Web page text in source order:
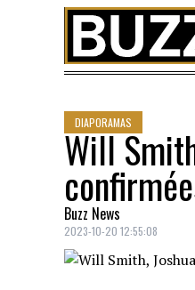
Skip to content
DIAPORAMAS
Will
Buzz News
2023-10-20 12:55:08